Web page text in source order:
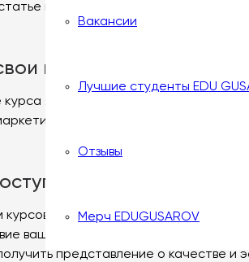
Вакансии
Лучшие студенты EDU
Отзывы
Мерч EDUGUSAROV
мы рассмотрим практические
цели и потребности
является определение ваших
вы заинтересованы?
курсы
курсов на Wildberries и изучите
вашим целям и потребностям.
представление о качестве и